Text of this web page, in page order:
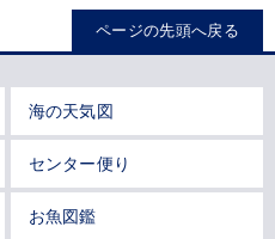
ページの先頭へ戻る
海の天気図
センター便り
お魚図鑑